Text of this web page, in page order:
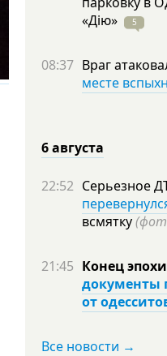
«Дію»
5
08:37 Враг
месте
6 августа
22:52 Серьезное
всмятку
21:45 Конец
документы
от
Все новости →